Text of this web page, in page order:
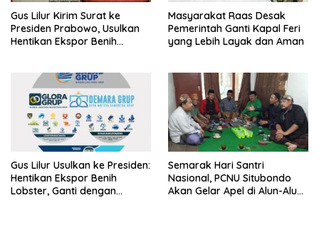
Gus Lilur Kirim Surat ke
Presiden Prabowo, Usulkan
Hentikan Ekspor Benih
Masyarakat Raas Desak
Pemerintah Ganti Kapal Feri
yang Lebih Layak dan Aman
Gus Lilur Usulkan ke Presiden:
Hentikan Ekspor Benih
Lobster, Ganti dengan
Semarak Hari Santri
Nasional, PCNU Situbondo
Akan Gelar Apel di Alun-Alun